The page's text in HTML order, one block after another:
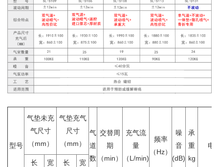
型号
气垫未充
气尺寸
（mm）
气垫充气
尺寸
（mm）
气
道
数
交替周
期
（min）
充气流
量
（L/min)
频率
（Hz）
噪
音
(dB)
承
重
kg
电
长 宽 长 宽